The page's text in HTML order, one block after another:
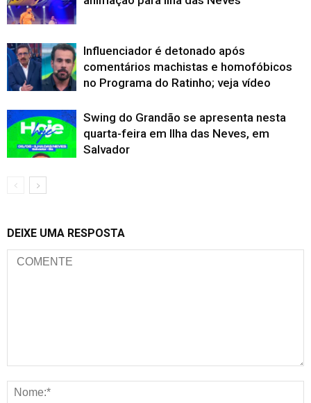
Influenciador é detonado após
comentários machistas e homofóbicos
no Programa do Ratinho; veja vídeo
Swing do Grandão se apresenta nesta
quarta-feira em Ilha das Neves, em
Salvador
DEIXE UMA RESPOSTA